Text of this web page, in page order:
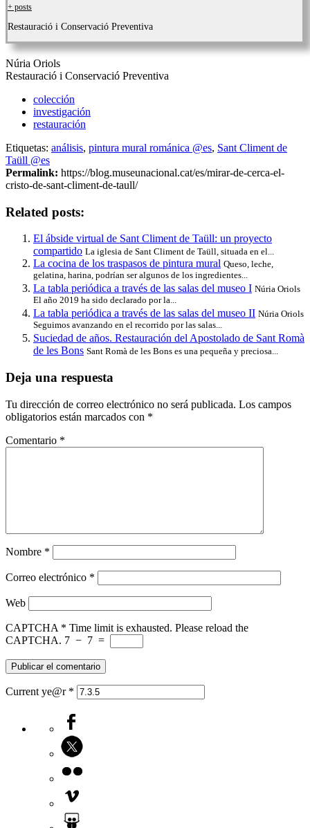
+ posts
Restauració i Conservació Preventiva
Núria Oriols
Restauració i Conservació Preventiva
colección
investigación
restauración
Etiquetas: análisis, pintura mural románica @es, Sant Climent de
Taüll @es
Permalink: https://blog.museunacional.cat/es/mirar-de-cerca-el-
cristo-de-sant-climent-de-taull/
Related posts:
El ábside virtual de Sant Climent de Taüll: un proyecto
compartido La iglesia de Sant Climent de Taüll, situada en el...
La cocina de los traspasos de pintura mural Queso, leche,
gelatina, harina, podrían ser algunos de los ingredientes...
La tabla periódica a través de las salas del museo I Núria Oriols
El año 2019 ha sido declarado por la...
La tabla periódica a través de las salas del museo II Núria Oriols
Seguimos avanzando en el recorrido por las salas...
Suciedad de años. Restauración del Apostolado de Sant Romà
de les Bons Sant Romà de les Bons es una pequeña y preciosa...
Deja una respuesta
Tu dirección de correo electrónico no será publicada. Los campos
obligatorios están marcados con *
Comentario *
Nombre *
Correo electrónico *
Web
CAPTCHA * Time limit is exhausted. Please reload the
CAPTCHA. 7 − 7 =
Current ye@r *